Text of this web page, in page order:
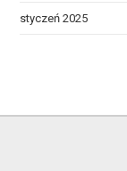
styczeń 2025